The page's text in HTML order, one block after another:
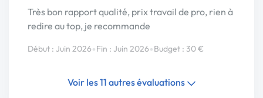
Très bon rapport qualité, prix travail de pro, rien à
redire au top, je recommande
Début : Juin 2026•Fin : Juin 2026•Budget : 30 €
Voir les 11 autres évaluations